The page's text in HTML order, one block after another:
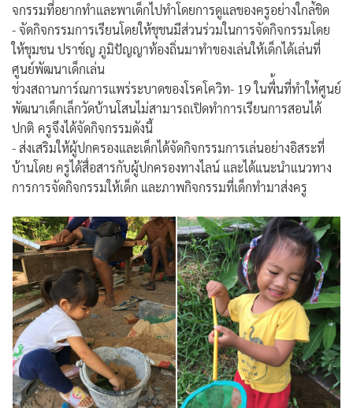
จกรรมที่อยากทำและพาเด็กไปทำโดยการดูแลของครูอย่างใกล่้ชิด
- จัดกิจกรรมการเรียนโดยให้ชุชนมีส่วนร่วมในการจัดกิจกรรมโดย
ให้ชุมชน ปราช์ญ ภูมิปัญญาท้องถิ่นมาทำของเล่นให้เด็กได้เล่นที่
ศูนย์พัฒนาเด็กเล่น
ช่วงสถานการ์ณการแพร่ระบาดของโรคโควิท- 19 ในพื่้นที่ทำให่้ศูนย์
พัฒนาเด็กเล็กวัดบ้านโสนไม่สามารถเปิดทำการเรียนการสอนได้
ปกติ ครูจึงได้จัดกิจกรรมดังนี้
- ส่งเสริมให้ผู้ปกครองและเด็กได้จัดกิจกรรมการเล่นอย่างอิสระที่
บ้านโดย ครูได้สื่อสารกับผู้ปกครองทางไลน์ และได้แนะนำแนวทาง
การการจัดกิจกรรมให้เด็ก และภาพกิจกรรมที่เด็กทำมาส่งครู